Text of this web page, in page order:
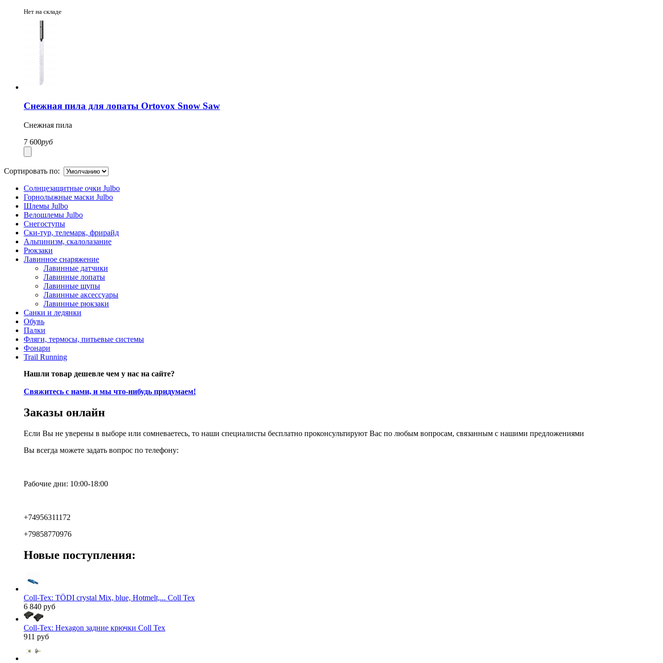
Нет на складе
Снежная пила для лопаты Ortovox Snow Saw
Снежная пила
7 600руб
Сортировать по:
Солнцезащитные очки Julbo
Горнолыжные маски Julbo
Шлемы Julbo
Велошлемы Julbo
Снегоступы
Ски-тур, телемарк, фрирайд
Альпинизм, скалолазание
Рюкзаки
Лавинное снаряжение
Лавинные датчики
Лавинные лопаты
Лавинные щупы
Лавинные аксессуары
Лавинные рюкзаки
Санки и ледянки
Обувь
Палки
Фляги, термосы, питьевые системы
Фонари
Trail Running
Нашли товар дешевле чем у нас на сайте?
Свяжитесь с нами, и мы что-нибудь придумаем!
Заказы онлайн
Если Вы не уверены в выборе или сомневаетесь, то наши специалисты бесплатно проконсультируют Вас по любым вопросам, связанным с нашими предложениями
Вы всегда можете задать вопрос по телефону:
Рабочие дни: 10:00-18:00
+74956311172
+79858770976
Новые поступления:
Coll-Tex: TÖDI crystal Mix, blue, Hotmelt,... Coll Tex
6 840 руб
Coll-Tex: Hexagon задние крючки Coll Tex
911 руб